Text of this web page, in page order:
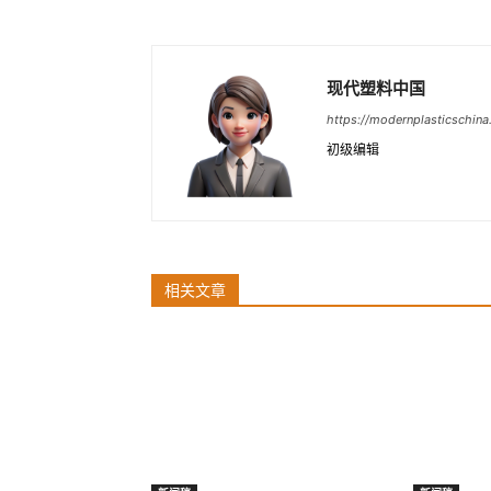
现代塑料中国
https://
初级编辑
相关文章